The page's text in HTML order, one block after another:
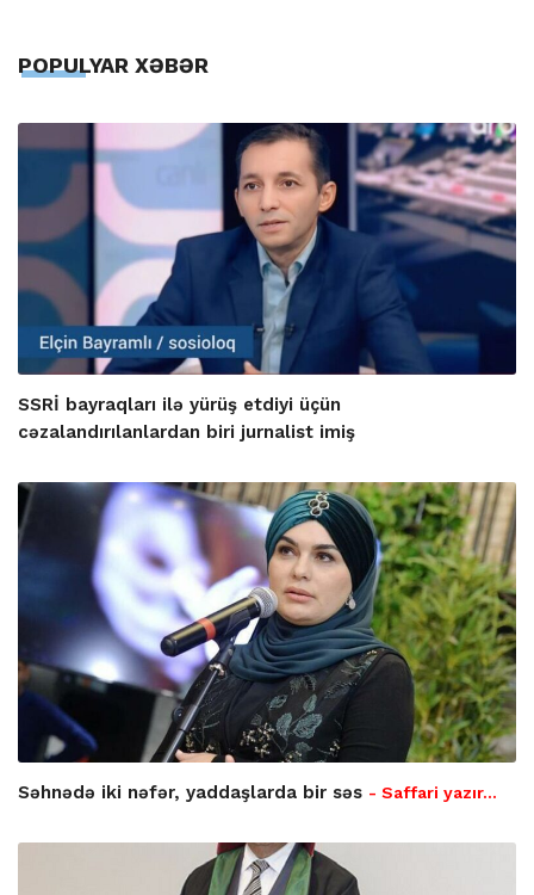
POPULYAR XƏBƏR
SSRİ bayraqları ilə yürüş etdiyi üçün
cəzalandırılanlardan biri jurnalist imiş
Səhnədə iki nəfər, yaddaşlarda bir səs - Saffari yazır…